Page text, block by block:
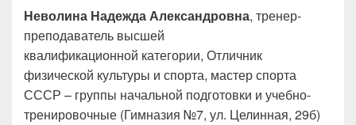
Неволина Надежда Александровна, тренер-
преподаватель высшей
квалификационной категории, Отличник
физической культуры и спорта, мастер спорта
СССР – группы начальной подготовки и учебно-
тренировочные (Гимназия №7, ул. Целинная, 29б)